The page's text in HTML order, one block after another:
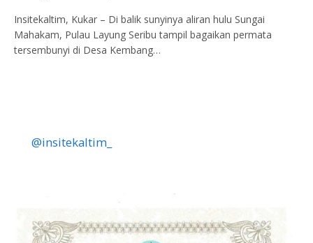
Insitekaltim, Kukar – Di balik sunyinya aliran hulu Sungai
Mahakam, Pulau Layung Seribu tampil bagaikan permata
tersembunyi di Desa Kembang…
@insitekaltim_